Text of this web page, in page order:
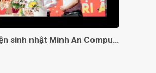
Sự kiện sinh nhật Minh An Computer 8 tuổi